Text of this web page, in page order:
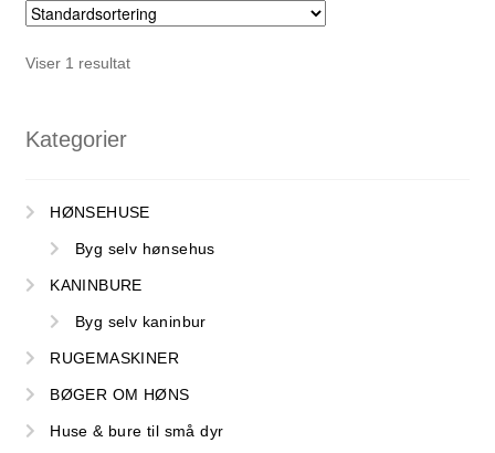
Viser 1 resultat
Kategorier
HØNSEHUSE
Byg selv hønsehus
KANINBURE
Byg selv kaninbur
RUGEMASKINER
BØGER OM HØNS
Huse & bure til små dyr